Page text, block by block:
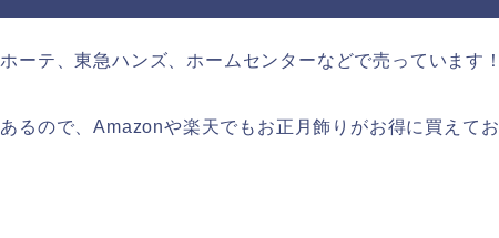
ーテ、東急ハンズ、ホームセンターなどで売っています！
るので、Amazonや楽天でもお正月飾りがお得に買えてお